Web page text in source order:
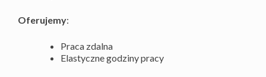
Oferujemy:
Praca zdalna
Elastyczne godziny pracy